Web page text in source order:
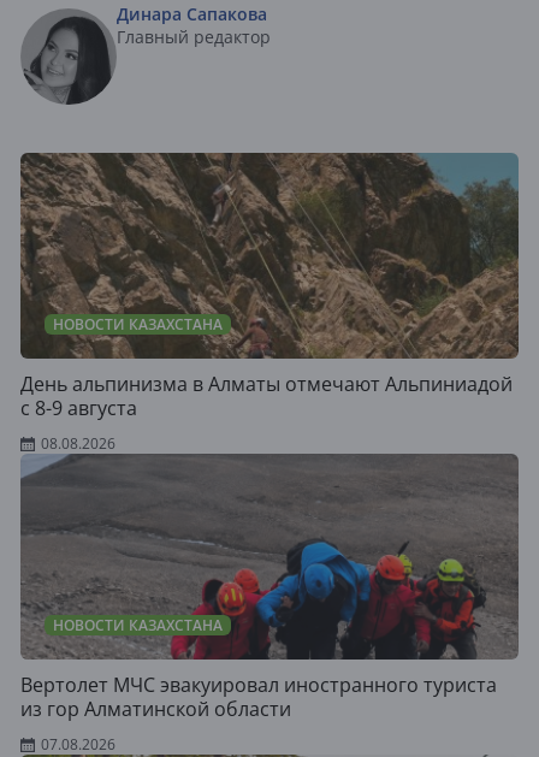
Динара Сапакова
Главный редактор
НОВОСТИ КАЗАХСТАНА
День альпинизма в Алматы отмечают Альпиниадой
с 8-9 августа
08.08.2026
НОВОСТИ КАЗАХСТАНА
Вертолет МЧС эвакуировал иностранного туриста
из гор Алматинской области
07.08.2026